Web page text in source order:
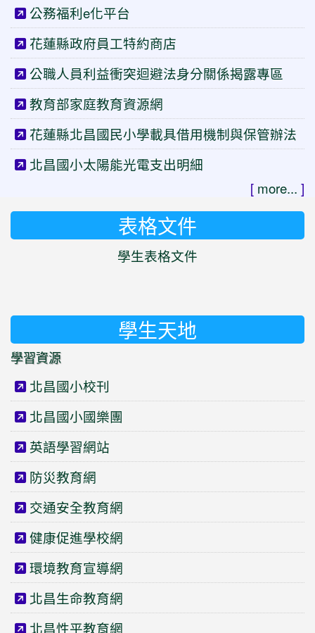
公務福利e化平台
花蓮縣政府員工特約商店
公職人員利益衝突迴避法身分關係揭露專區
教育部家庭教育資源網
花蓮縣北昌國民小學載具借用機制與保管辦法
北昌國小太陽能光電支出明細
[ more... ]
表格文件
學生表格文件
學生天地
學習資源
北昌國小校刊
北昌國小國樂團
英語學習網站
防災教育網
交通安全教育網
健康促進學校網
環境教育宣導網
北昌生命教育網
北昌性平教育網